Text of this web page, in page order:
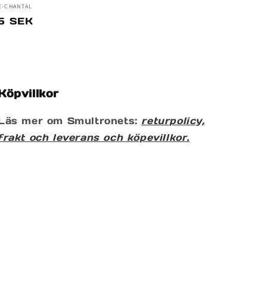
CHANTAL
SEK
mer om Smultronets: returpolicy,
och leverans och köpevillkor.